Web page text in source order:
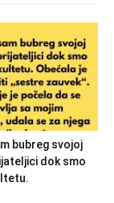
bubreg svojoj
dok smo